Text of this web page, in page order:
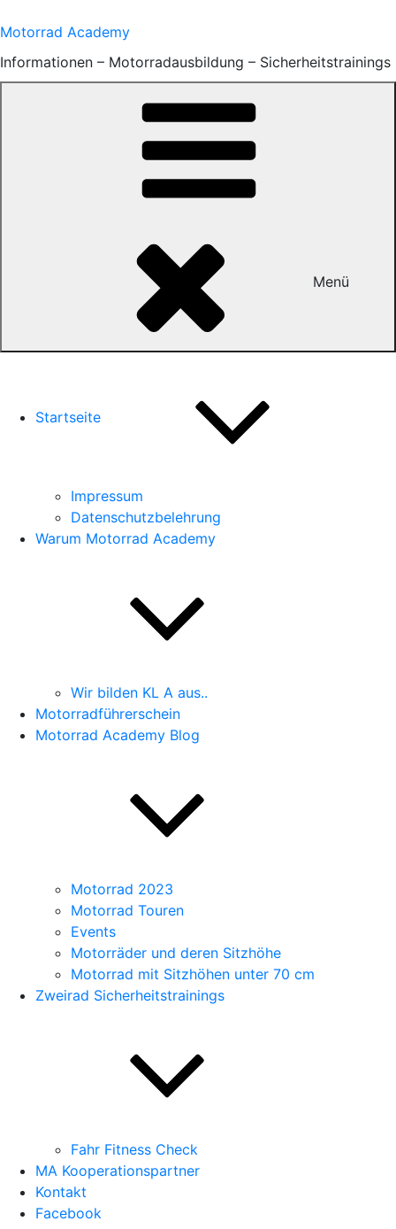
Inhalt
springen
Motorrad Academy
Informationen – Motorradausbildung – Sicherheitstrainings
Menü
Startseite
Impressum
Datenschutzbelehrung
Warum Motorrad Academy
Wir bilden KL A aus..
Motorradführerschein
Motorrad Academy Blog
Motorrad 2023
Motorrad Touren
Events
Motorräder und deren Sitzhöhe
Motorrad mit Sitzhöhen unter 70 cm
Zweirad Sicherheitstrainings
Fahr Fitness Check
MA Kooperationspartner
Kontakt
Facebook